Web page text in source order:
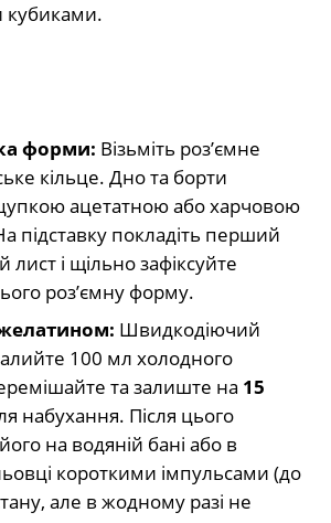
кубиками.
форми: Візьміть роз’ємне
кільце. Дно та борти
цупкою ацетатною або харчовою
підставку покладіть перший
і щільно зафіксуйте
роз’ємну форму.
Швидкодіючий
100 мл холодного
та залиште на 15
набухання. Після цього
на водяній бані або в
короткими імпульсами (до
але в жодному разі не